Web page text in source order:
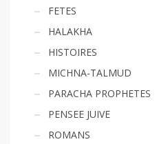
FETES
HALAKHA
HISTOIRES
MICHNA-TALMUD
PARACHA PROPHETES
PENSEE JUIVE
ROMANS